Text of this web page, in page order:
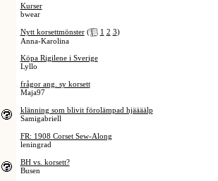
Kurser
bwear
Nytt korsettmönster ( 1 2 3)
Anna-Karolina
Köpa Rigilene i Sverige
Lyllo
frågor ang. sy korsett
Maja97
klänning som blivit förolämpad hjäääälp
Samigabriell
FR: 1908 Corset Sew-Along
leningrad
BH vs. korsett?
Busen